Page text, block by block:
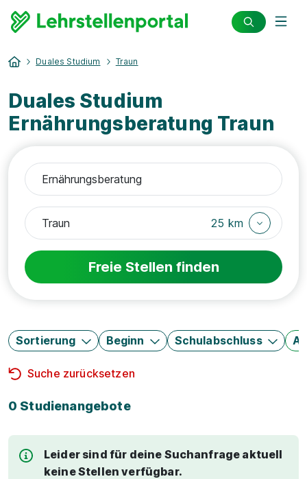
Duales Studium Traun
Duales Studium
Ernährungsberatung Traun
25 km
Freie Stellen finden
Sortierung Beginn Schulabschluss
Suche zurücksetzen
0 Studienangebote
Leider sind für deine Suchanfrage aktuell
keine Stellen verfügbar.